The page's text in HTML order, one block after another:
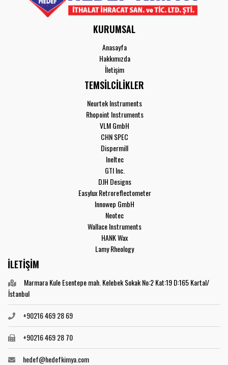
KURUMSAL
Anasayfa
Hakkımızda
İletişim
TEMSİLCİLİKLER
Neurtek Instruments
Rhopoint Instruments
VLM GmbH
CHN SPEC
Dispermill
Ineltec
GTI Inc.
DJH Designs
Easylux Retroreflectometer
Innowep GmbH
Neotec
Wallace Instruments
HANK Wax
Lamy Rheology
İLETİŞİM
Marmara Kule Esentepe mah. Kelebek Sokak No:2 Kat:19 D:165 Kartal/
İstanbul
+90216 469 28 69
+90216 469 28 70
hedef@hedefkimya.com